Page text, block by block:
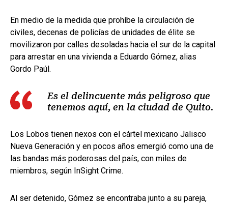
En medio de la medida que prohíbe la circulación de
civiles, decenas de policías de unidades de élite se
movilizaron por calles desoladas hacia el sur de la capital
para arrestar en una vivienda a Eduardo Gómez, alias
Gordo Paúl.
Es el delincuente más peligroso que
tenemos aquí, en la ciudad de Quito.
Los Lobos tienen nexos con el cártel mexicano Jalisco
Nueva Generación y en pocos años emergió como una de
las bandas más poderosas del país, con miles de
miembros, según InSight Crime.
Al ser detenido, Gómez se encontraba junto a su pareja,